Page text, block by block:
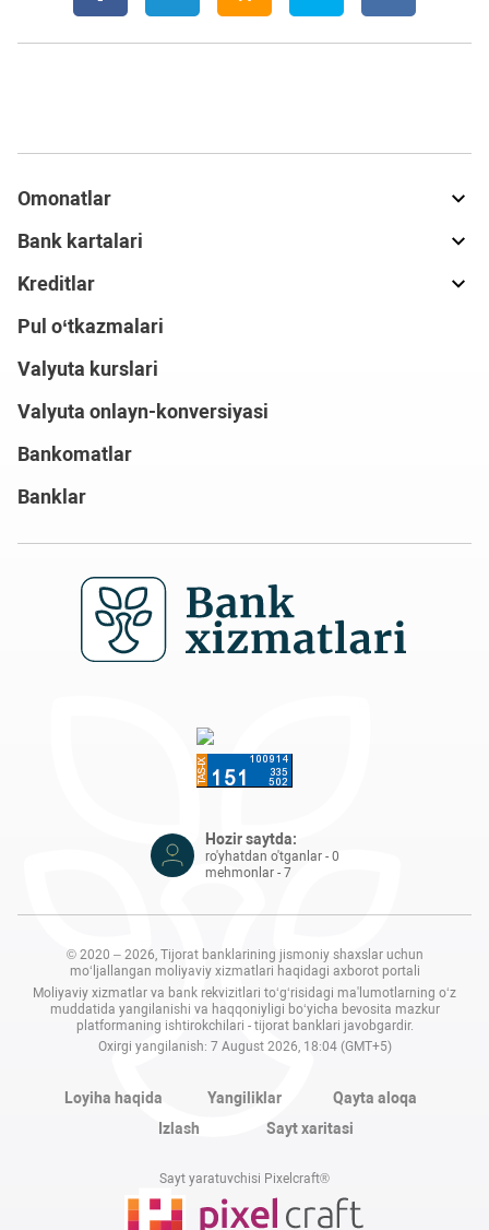
Omonatlar
Bank kartalari
Kreditlar
Pul o‘tkazmalari
Valyuta kurslari
Valyuta onlayn-konversiyasi
Bankomatlar
Banklar
Hozir saytda:
ro'yhatdan o'tganlar - 0
mehmonlar - 7
© 2020 – 2026, Tijorat banklarining jismoniy shaxslar uchun
mo‘ljallangan moliyaviy xizmatlari haqidagi axborot portali
Moliyaviy xizmatlar va bank rekvizitlari to‘g‘risidagi ma'lumotlarning o‘z
muddatida yangilanishi va haqqoniyligi bo‘yicha bevosita mazkur
platformaning ishtirokchilari - tijorat banklari javobgardir.
Oxirgi yangilanish: 7 August 2026, 18:04 (GMT+5)
Loyiha haqida Yangiliklar
Qayta aloqa
Izlash
Sayt xaritasi
Sayt yaratuvchisi Pixelcraft®